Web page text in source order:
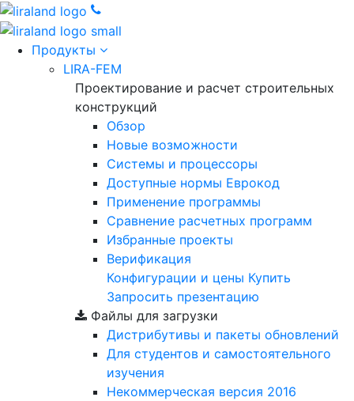
Продукты
LIRA-FEM
Проектирование и расчет строительных
конструкций
Обзор
Новые возможности
Cистемы и процессоры
Доступные нормы Еврокод
Применение программы
Сравнение расчетных программ
Избранные проекты
Верификация
Конфигурации и цены Купить
Запросить презентацию
Файлы для загрузки
Дистрибутивы и пакеты обновлений
Для студентов и самостоятельного
изучения
Некоммерческая версия 2016